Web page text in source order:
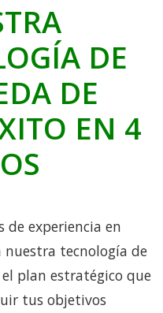
DE
DE
EN 4
de experiencia en
nuestra tecnología de
plan estratégico que
tus objetivos